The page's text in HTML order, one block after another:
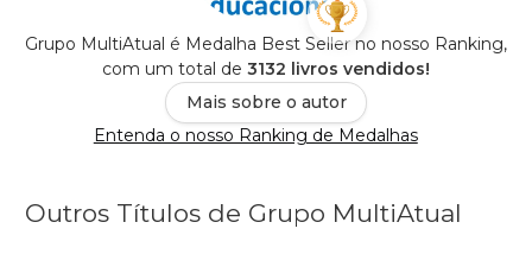
Grupo MultiAtual é Medalha Best Seller no nosso Ranking,
com um total de 3132 livros vendidos!
Mais sobre o autor
Entenda o nosso Ranking de Medalhas
Outros Títulos de Grupo MultiAtual